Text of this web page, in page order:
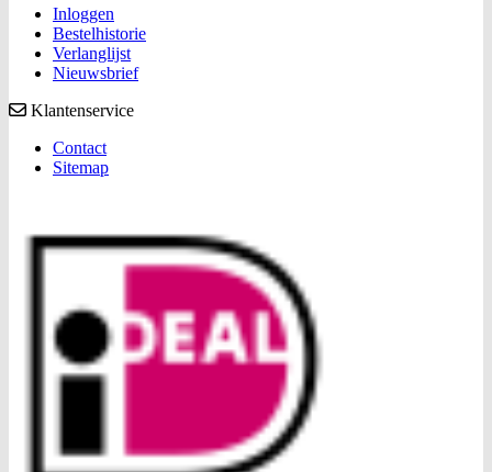
Inloggen
Bestelhistorie
Verlanglijst
Nieuwsbrief
Klantenservice
Contact
Sitemap